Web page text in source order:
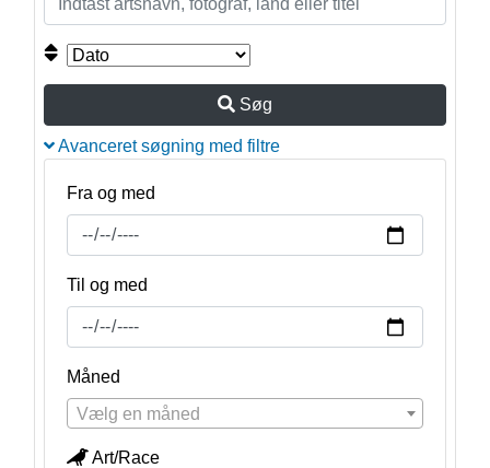
Søg
Avanceret søgning med filtre
Fra og med
Til og med
Måned
Vælg en måned
Art/Race